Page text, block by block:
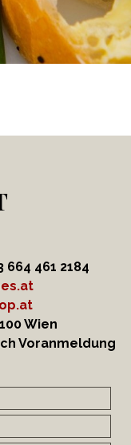
664 461 2184
Wien
Voranmeldung